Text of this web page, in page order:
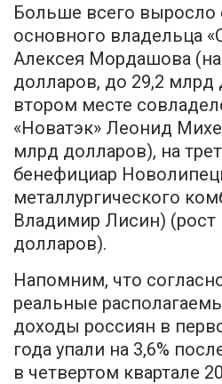
Больше всего выросло
основного владельца
Алексея Мордашова
долларов, до 29,2 млрд
втором месте
«Новатэк» Леонид
млрд долларов), на
бенефициар
металлургического
Владимир Лисин) (рост
долларов).
Напомним, что
реальные
доходы россиян в
года упали на 3,6%
в четвертом квартале